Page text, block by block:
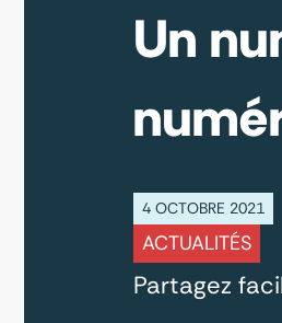
Un
4 OCTOBRE 2021
ACTUALITÉS
Partagez